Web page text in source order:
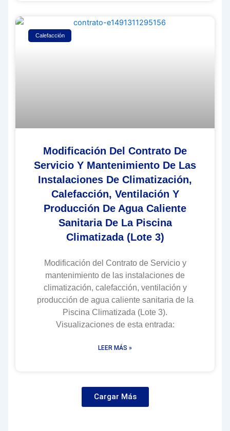
Calefacción
Modificación Del Contrato De
Servicio Y Mantenimiento De Las
Instalaciones De Climatización,
Calefacción, Ventilación Y
Producción De Agua Caliente
Sanitaria De La Piscina
Climatizada (Lote 3)
Modificación del Contrato de Servicio y
mantenimiento de las instalaciones de
climatización, calefacción, ventilación y
producción de agua caliente sanitaria de la
Piscina Climatizada (Lote 3).
Visualizaciones de esta entrada:
LEER MÁS »
Cargar Más